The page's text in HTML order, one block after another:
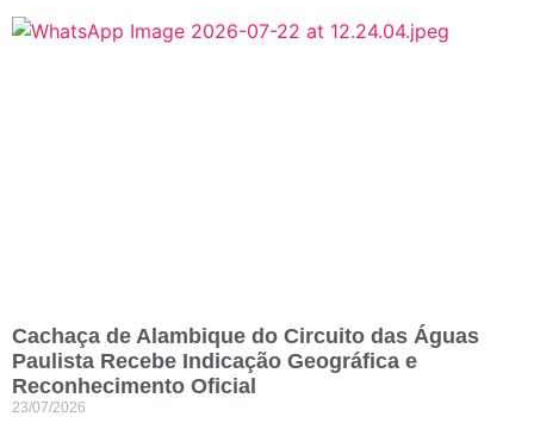
Cachaça de Alambique do Circuito das Águas
Paulista Recebe Indicação Geográfica e
Reconhecimento Oficial
23/07/2026